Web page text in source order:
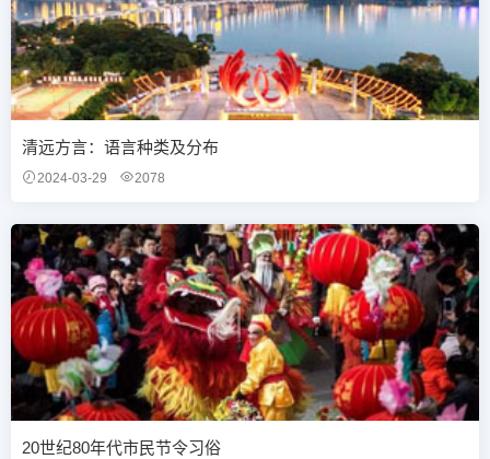
清远方言：语言种类及分布
2024-03-29 2078
20世纪80年代市民节令习俗